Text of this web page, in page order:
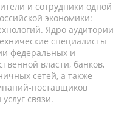
и сотрудники одной
экономики:
Ядро аудитории
специалисты
федеральных и
власти, банков,
сетей, а также
поставщиков
связи.